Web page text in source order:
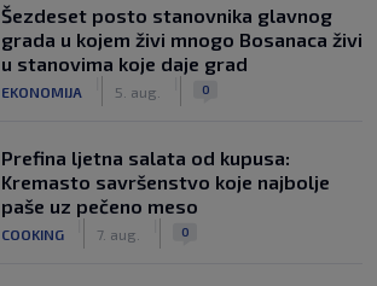
Šezdeset posto stanovnika glavnog
grada u kojem živi mnogo Bosanaca živi
u stanovima koje daje grad
EKONOMIJA 5. aug. 0
Prefina ljetna salata od kupusa:
Kremasto savršenstvo koje najbolje
paše uz pečeno meso
COOKING 7. aug. 0